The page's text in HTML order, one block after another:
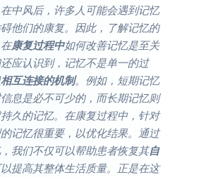
中风后，许多人可能会遇到记忆
他们的康复。因此，了解记忆的
康复过程中如何改善记忆是至关
应认识到，记忆不是单一的过
相互连接的机制。例如，短期记忆
息是必不可少的，而长期记忆则
久的记忆。在康复过程中，针对
记忆很重要，以优化结果。通过
我们不仅可以帮助患者恢复其自
提高其整体生活质量。正是在这